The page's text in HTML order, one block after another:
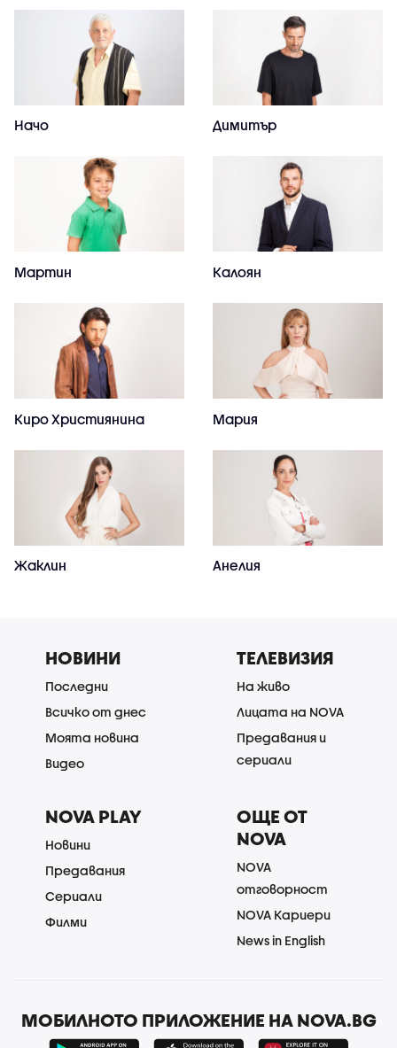
Начо Димитър
Мартин Калоян
Киро Християнина Мария
Жаклин Анелия
НОВИНИ
Последни
Всичко от днес
Моята новина
Видео
ТЕЛЕВИЗИЯ
На живо
Лицата на NOVA
Предавания и
сериали
NOVA PLAY
Новини
Предавания
Сериали
Филми
ОЩЕ ОТ
NOVA
NOVA
отговорност
NOVA Кариери
News in English
МОБИЛНОТО ПРИЛОЖЕНИЕ НА NOVA.BG